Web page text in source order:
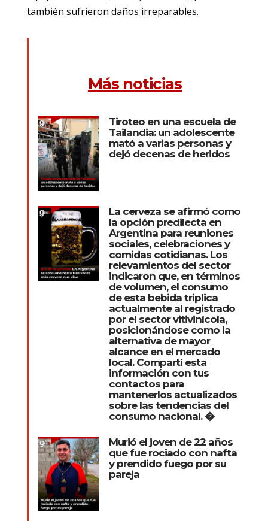
también sufrieron daños irreparables.
Más noticias
Tiroteo en una escuela de
Tailandia: un adolescente
mató a varias personas y
dejó decenas de heridos
La cerveza se afirmó como
la opción predilecta en
Argentina para reuniones
sociales, celebraciones y
comidas cotidianas. Los
relevamientos del sector
indicaron que, en términos
de volumen, el consumo
de esta bebida triplica
actualmente al registrado
por el sector vitivinícola,
posicionándose como la
alternativa de mayor
alcance en el mercado
local. Compartí esta
información con tus
contactos para
mantenerlos actualizados
sobre las tendencias del
consumo nacional. �
Murió el joven de 22 años
que fue rociado con nafta
y prendido fuego por su
pareja